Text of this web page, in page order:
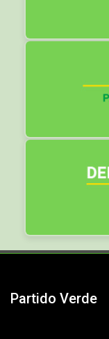
Partido Verde